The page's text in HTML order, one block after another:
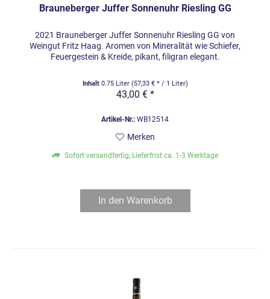
Brauneberger Juffer Sonnenuhr Riesling GG
2021 Brauneberger Juffer Sonnenuhr Riesling GG von
Weingut Fritz Haag. Aromen von Mineralität wie Schiefer,
Feuergestein & Kreide, pikant, filigran elegant.
Inhalt 0.75 Liter (57,33 € * / 1 Liter)
43,00 € *
Artikel-Nr.: WB12514
Merken
Sofort versandfertig, Lieferfrist ca. 1-3 Werktage
In den Warenkorb